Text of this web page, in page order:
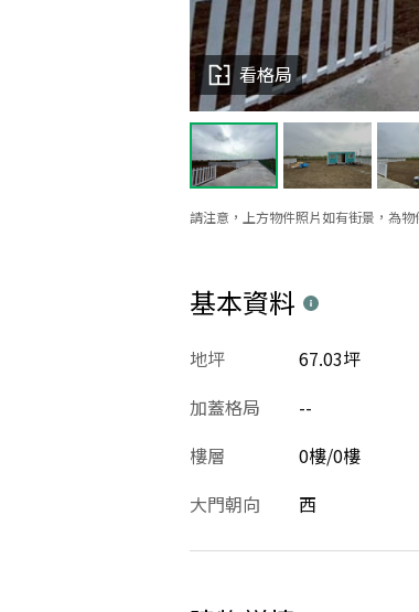
請注意，上方物件照片如有街景，為
看格局
基本資料
地坪 67.03坪
加蓋格局
--
樓層
0樓/0樓
大門朝向
西